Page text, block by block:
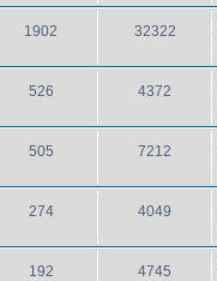
1902 32322
526 4372
505 7212
274 4049
192 4745